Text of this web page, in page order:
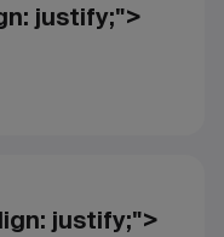
justify;">
justify;">